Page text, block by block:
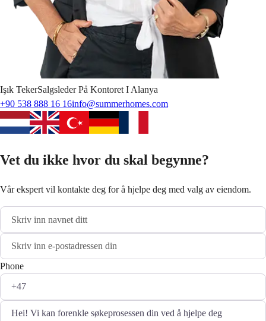
Işık TekerSalgsleder På Kontoret I Alanya
+90 538 888 16 16info@summerhomes.com
Vet du ikke hvor du skal begynne?
Vår ekspert vil kontakte deg for å hjelpe deg med valg av eiendom.
Phone